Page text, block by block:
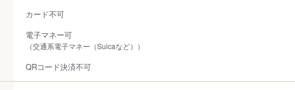
カード不可
電子マネー可
（交通系電子マネー（Suicaなど））
QRコード決済不可